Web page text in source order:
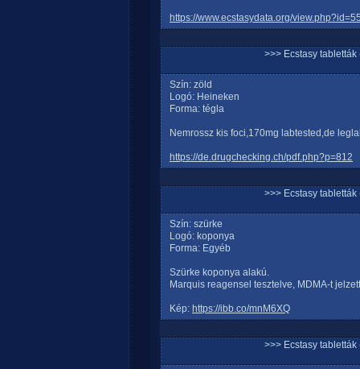
https://www.ecstasydata.org/
>>> Ecstasy tabletták
Szín: zöld
Logó: Heineken
Forma: tégla
Nemrossz kis foci,170mg labtested,de
https://de.drugchecking.ch/pdf.php?p=812
>>> Ecstasy tabletták
Szín: szürke
Logó: koponya
Forma: Egyéb
Szürke koponya alakú.
Marquis reagensel tesztelve, MDMA-t
Kép: https://ibb.co/mnM6XQ
>>> Ecstasy tabletták